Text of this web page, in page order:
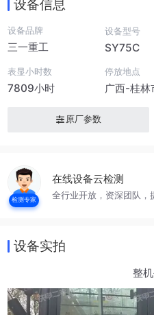
设备信息
设备品牌
三一重工
设备型号
SY75C
表显小时数
7809小时
停放地点
广西-桂林
原厂参数
检测专家
在线设备云检测
全行业开放，资深团队，
设备实拍
整